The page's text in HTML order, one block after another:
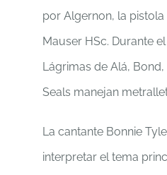
por Algernon, la
Mauser HSc. Durante
Lágrimas de Alá,
Seals manejan
La cantante Bonnie
interpretar el tema